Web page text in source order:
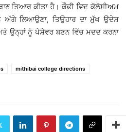
ਤਿਆਰ ਕੀਤਾ ਹੈ। ਕੌਫੀ ਵਿਦ ਕੋਲੋਸੀਅਮ
ਨੂੰ ਅੱਗੇ ਲਿਆਉਣਾ, ਤਿਉਹਾਰ ਦਾ ਮੁੱਖ ਉਦੇਸ਼
ਉਨ੍ਹਾਂ ਨੂੰ ਪੇਸ਼ੇਵਰ ਬਣਨ ਵਿੱਚ ਮਦਦ ਕਰਨਾ
mithibai college directions